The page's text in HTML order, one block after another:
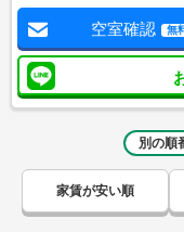
空室確認 無
別の順
家賃が安い順